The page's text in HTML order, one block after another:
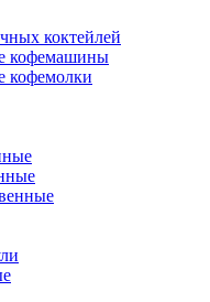
коктейлей
кофемашины
кофемолки